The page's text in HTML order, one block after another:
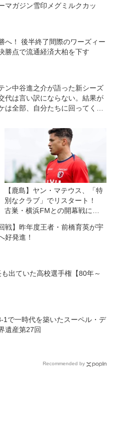
マガジン雪印メグミルクカッ
へ！ 後半終了間際のワーズィー
勝点で流通経済大柏を下す
ン中谷進之介が語った新シーズ
代は言い訳にならない。結果が
は全部、自分たちに回ってく
【鹿島】ヤン・マテウス、「特
別なクラブ」でリスタート！
古巣・横浜FMとの開幕戦に向
が「勝利を求めたい！」
戦】昨年度王者・前橋育英が宇
好発進！
出ていた高校選手権【80年～
1で一時代を築いたスーペル・デ
遺産第27回
Recommended by